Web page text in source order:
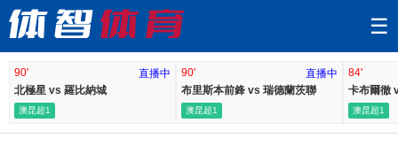
☰
90'
直播中
北極星 vs 羅比納城
澳昆超1
90'
直播中
布里斯本前鋒 vs 瑞德蘭茨聯
澳昆超1
84'
卡布爾徹
澳昆超1